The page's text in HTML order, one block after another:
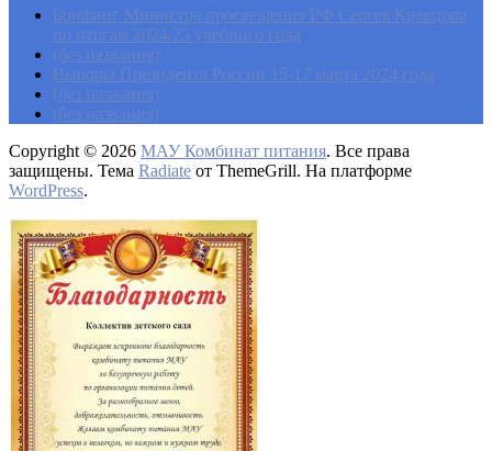
Брифинг Министра просвещения РФ Сергея Кравцова
по итогам 2024/25 учебного года
(без названия)
Выборы Президента России 15-17 марта 2024 года
(без названия)
(без названия)
Copyright © 2026 МАУ Комбинат питания. Все права
защищены. Тема Radiate от ThemeGrill. На платформе
WordPress.